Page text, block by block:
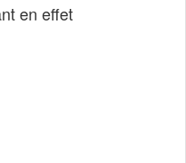
en effet